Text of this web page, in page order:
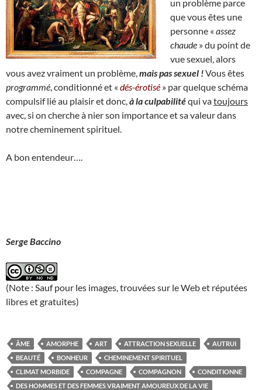
un problème parce
que vous êtes une
personne « assez
chaude » du point de
vue sexuel, alors
vous avez vraiment un problème, mais pas sexuel !Vous êtes
programmé , conditionné et « dés-érotisé » par quelque schéma
compulsif lié au plaisir et donc, à la culpabilitéqui vatoujours
avec, si on cherche à nier son importance et sa valeur dans
notre cheminement spirituel.
A bon entendeur….
Serge Baccino
(Note : Sauf pour les images, trouvées sur le Web et réputées
libres et gratuites)
ÂME AMORPHE ART ATTRACTION SEXUELLE
AUTRUI
BEAUTÉ
BONHEUR
CHEMINEMENT SPIRITUEL
CLIMAT MORBIDE
COMPAGNE COMPAGNON
CONDITIONNE
DES HOMMES ET DES FEMMES VRAIMENT AMOUREUX DE LA VIE